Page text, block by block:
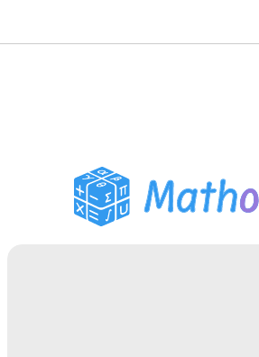
PDF 숙제 도우미
학습 도구